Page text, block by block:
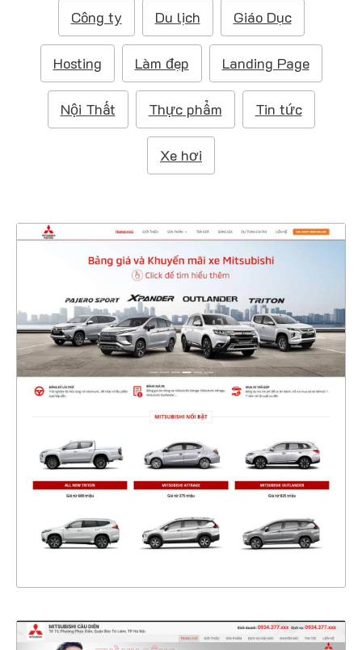
ế
m
Công ty Du lịch Giáo Dục
Hosting Làm đẹp Landing Page
Nội Thất Thực phẩm Tin tức
Xe hơi
4386
CHI TIẾT
XEM THỰC TẾ